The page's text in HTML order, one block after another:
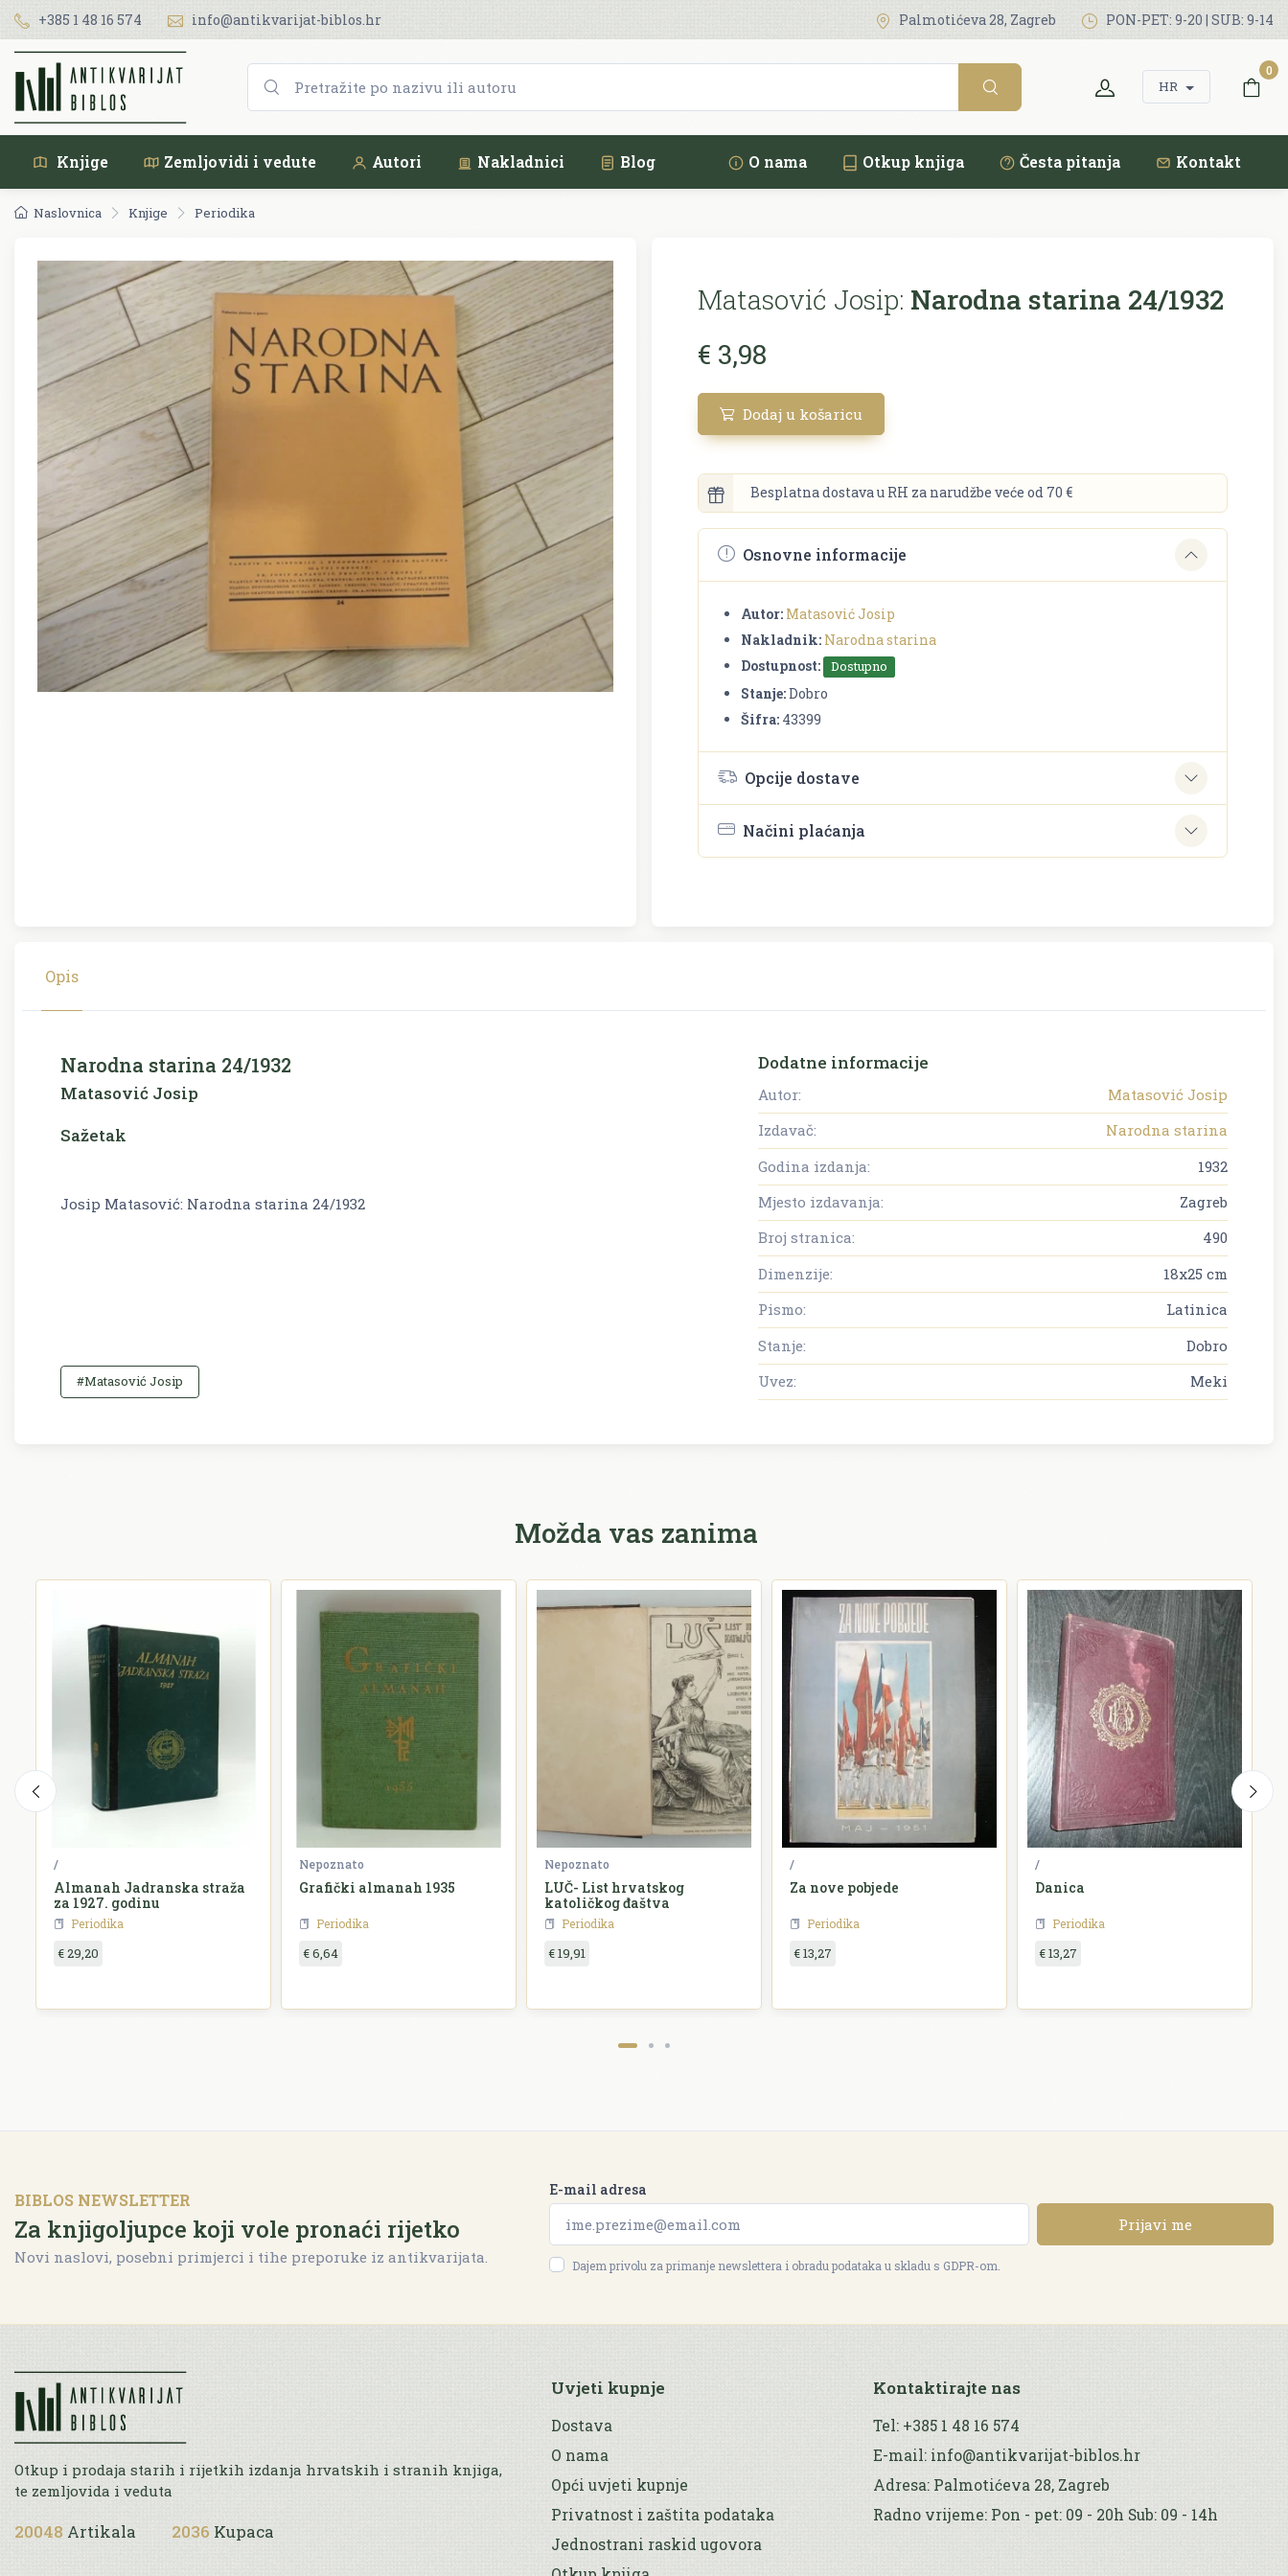
+385 1 48 16 574 info@antikvarijat-biblos.hr Palmotićeva 28, Zagreb PON-PET: 9-20 | SUB: 9-14
HR
0
Knjige Zemljovidi i vedute Autori Nakladnici Blog O nama Otkup knjiga Česta pitanja Kontakt
Naslovnica Knjige Periodika
Matasović Josip: Narodna starina 24/1932
€ 3,98
Dodaj u košaricu
Besplatna dostava u RH za narudžbe veće od 70 €
Osnovne informacije
Autor: Matasović Josip
Nakladnik: Narodna starina
Dostupnost:
Dostupno
Stanje:Dobro
Šifra: 43399
Opcije dostave
Načini plaćanja
Opis
Narodna starina 24/1932
Matasović Josip
Sažetak
Josip Matasović: Narodna starina 24/1932
#Matasović Josip
Dodatne informacije
Autor:
Matasović Josip
Izdavač:
Narodna starina
Godina izdanja:
1932
Mjesto izdavanja:
Zagreb
Broj stranica:
490
Dimenzije:
18x25 cm
Pismo:
Latinica
Stanje:
Dobro
Uvez:
Meki
Možda vas zanima
/
Almanah Jadranska straža
za 1927. godinu
Periodika
€ 29,20
Nepoznato
Grafički almanah 1935
Periodika
€ 6,64
Nepoznato
LUČ- List hrvatskog
katoličkog đaštva
Periodika
€ 19,91
/
Za nove pobjede
Periodika
€ 13,27
/
Danica
Periodika
€ 13,27
BIBLOS NEWSLETTER
Za knjigoljupce koji vole pronaći rijetko
Novi naslovi, posebni primjerci i tihe preporuke iz antikvarijata.
E-mail adresa
Prijavi me
Dajem privolu za primanje newslettera i obradu podataka u skladu s GDPR-om.
Otkup i prodaja starih i rijetkih izdanja hrvatskih i stranih knjiga,
te zemljovida i veduta
20048 Artikala 2036 Kupaca
Uvjeti kupnje
Dostava
O nama
Opći uvjeti kupnje
Privatnost i zaštita podataka
Jednostrani raskid ugovora
Kontaktirajte nas
Tel: +385 1 48 16 574
E-mail: info@antikvarijat-biblos.hr
Adresa: Palmotićeva 28, Zagreb
Radno vrijeme: Pon - pet: 09 - 20h Sub: 09 - 14h